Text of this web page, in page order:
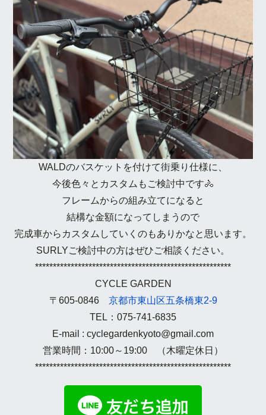
WALDのバスケットを付けて街乗り仕様に、
今後色々とカスタムもご検討中です🚴
フレームからの組み立てになると
結構な金額になってしまうので
完成車からカスタムしていくのもありかなと思います。
SURLYご検討中の方はぜひご相談ください。
*******************************************************
CYCLE GARDEN
〒605-0846 京都市東山区五条橋東2-9
TEL：075-741-6835
E-mail : cyclegardenkyoto@gmail.com
営業時間：10:00～19:00 （木曜定休日）
*******************************************************